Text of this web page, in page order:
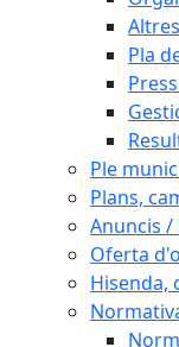
Pla
Ple
Plans,
Anuncis /
Oferta
Hisenda,